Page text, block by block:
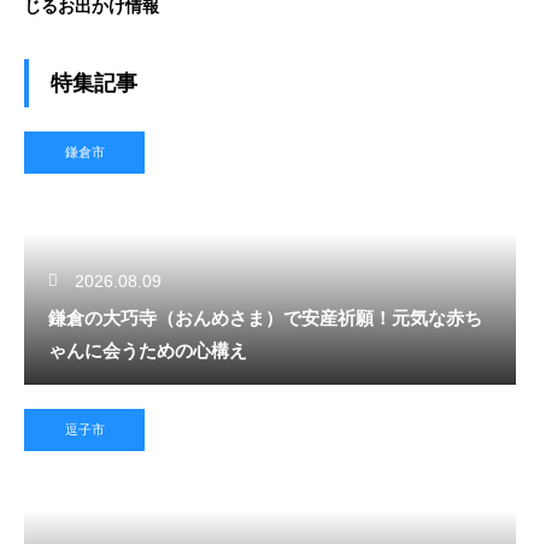
じるお出かけ情報
特集記事
鎌倉市
2026.08.09
鎌倉の大巧寺（おんめさま）で安産祈願！元気な赤ち
ゃんに会うための心構え
逗子市